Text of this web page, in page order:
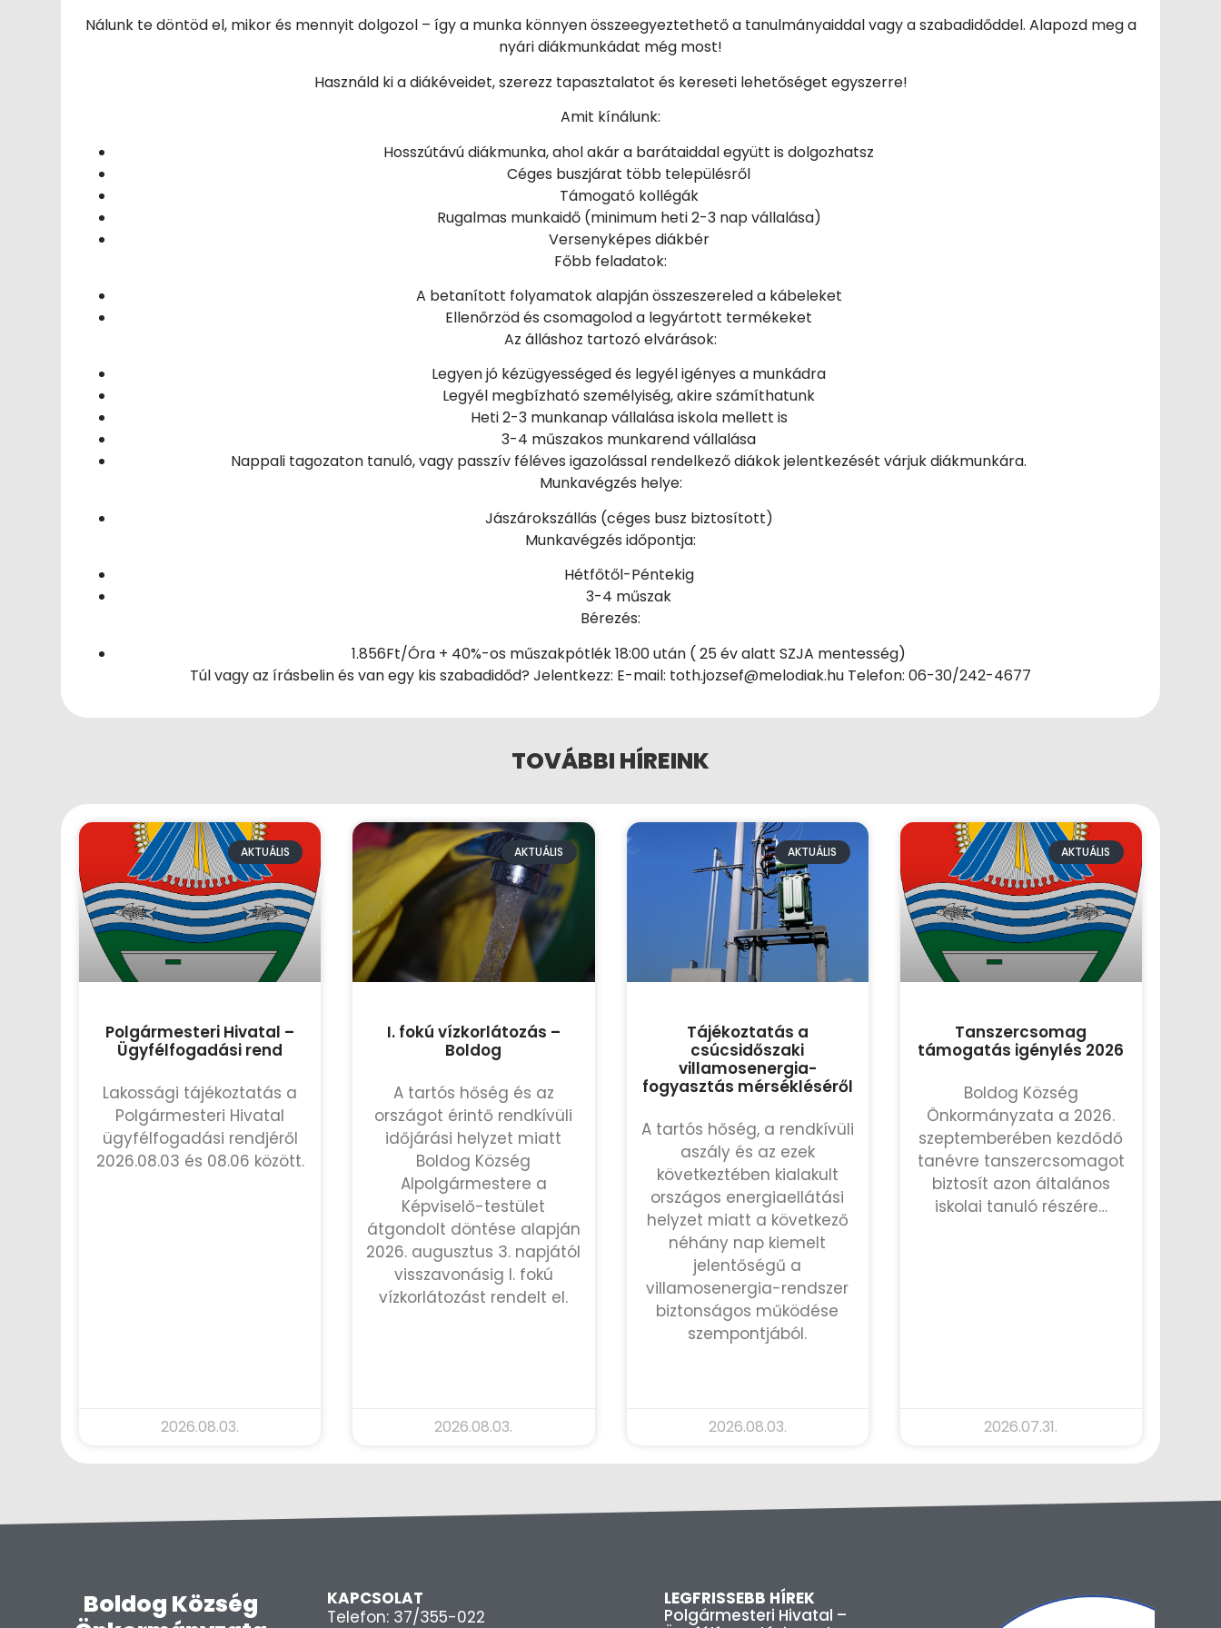
Nálunk te döntöd el, mikor és mennyit dolgozol – így a munka könnyen összeegyeztethető a tanulmányaiddal vagy a szabadidőddel. Alapozd meg a
nyári diákmunkádat még most!
Használd ki a diákéveidet, szerezz tapasztalatot és kereseti lehetőséget egyszerre!
Amit kínálunk:
Hosszútávú diákmunka, ahol akár a barátaiddal együtt is dolgozhatsz
Céges buszjárat több településről
Támogató kollégák
Rugalmas munkaidő (minimum heti 2-3 nap vállalása)
Versenyképes diákbér
Főbb feladatok:
A betanított folyamatok alapján összeszereled a kábeleket
Ellenőrzöd és csomagolod a legyártott termékeket
Az álláshoz tartozó elvárások:
Legyen jó kézügyességed és legyél igényes a munkádra
Legyél megbízható személyiség, akire számíthatunk
Heti 2-3 munkanap vállalása iskola mellett is
3-4 műszakos munkarend vállalása
Nappali tagozaton tanuló, vagy passzív féléves igazolással rendelkező diákok jelentkezését várjuk diákmunkára.
Munkavégzés helye:
Jászárokszállás (céges busz biztosított)
Munkavégzés időpontja:
Hétfőtől-Péntekig
3-4 műszak
Bérezés:
1.856Ft/Óra + 40%-os műszakpótlék 18:00 után ( 25 év alatt SZJA mentesség)
Túl vagy az írásbelin és van egy kis szabadidőd? Jelentkezz: E-mail: toth.jozsef@melodiak.hu Telefon: 06-30/242-4677
TOVÁBBI HÍREINK
AKTUÁLIS
Polgármesteri Hivatal –
Ügyfélfogadási rend
Lakossági tájékoztatás a
Polgármesteri Hivatal
ügyfélfogadási rendjéről
2026.08.03 és 08.06 között.
2026.08.03.
AKTUÁLIS
I. fokú vízkorlátozás –
Boldog
A tartós hőség és az
országot érintő rendkívüli
időjárási helyzet miatt
Boldog Község
Alpolgármestere a
Képviselő-testület
átgondolt döntése alapján
2026. augusztus 3. napjától
visszavonásig I. fokú
vízkorlátozást rendelt el.
2026.08.03.
AKTUÁLIS
Tájékoztatás a
csúcsidőszaki
villamosenergia-
fogyasztás mérsékléséről
A tartós hőség, a rendkívüli
aszály és az ezek
következtében kialakult
országos energiaellátási
helyzet miatt a következő
néhány nap kiemelt
jelentőségű a
villamosenergia-rendszer
biztonságos működése
szempontjából.
2026.08.03.
AKTUÁLIS
Tanszercsomag
támogatás igénylés 2026
Boldog Község
Önkormányzata a 2026.
szeptemberében kezdődő
tanévre tanszercsomagot
biztosít azon általános
iskolai tanuló részére…
2026.07.31.
Boldog Község
KAPCSOLAT
Telefon: 37/355-022
LEGFRISSEBB HÍREK
Polgármesteri Hivatal –